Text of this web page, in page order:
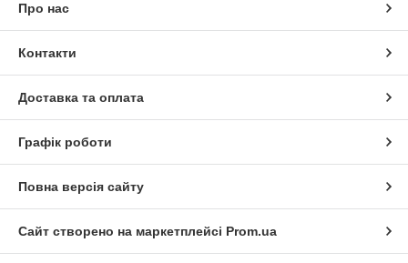
Про нас
Контакти
Доставка та оплата
Графік роботи
Повна версія сайту
Сайт створено на маркетплейсі Prom.ua